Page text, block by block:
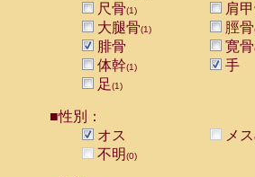
尺骨(1) 肩
大腿骨(1) 脛骨
腓骨 寛骨
体幹(1)
手
足(1)
■性別：
オス
メス
不明(0)